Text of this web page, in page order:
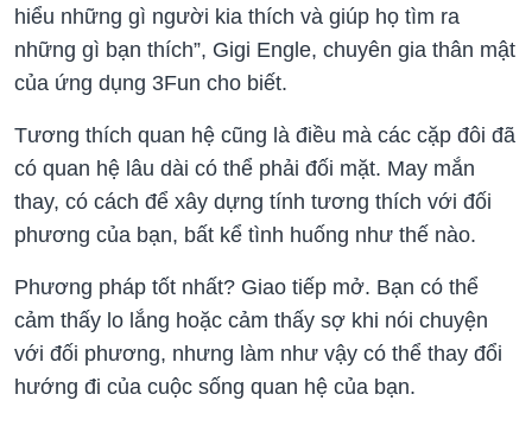
hiểu những gì người kia thích và giúp họ tìm ra
những gì bạn thích”, Gigi Engle, chuyên gia thân mật
của ứng dụng 3Fun cho biết.
Tương thích quan hệ cũng là điều mà các cặp đôi đã
có quan hệ lâu dài có thể phải đối mặt. May mắn
thay, có cách để xây dựng tính tương thích với đối
phương của bạn, bất kể tình huống như thế nào.
Phương pháp tốt nhất? Giao tiếp mở. Bạn có thể
cảm thấy lo lắng hoặc cảm thấy sợ khi nói chuyện
với đối phương, nhưng làm như vậy có thể thay đổi
hướng đi của cuộc sống quan hệ của bạn.